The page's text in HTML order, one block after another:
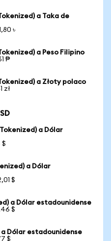
a Taka de
৳
a Peso Filipino
₱
a Złoty polaco
zł
a Dólar
$
a Dólar
$
a Dólar estadounidense
$
Dólar estadounidense
$